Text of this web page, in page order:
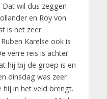
wil dus zeggen
en Roy von
is het zeer
Karelse ook is
verre reis is achter
hij bij de groep is en
dinsdag was zeer
hij in het veld brengt.